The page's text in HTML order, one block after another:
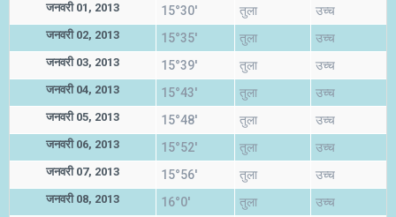
जनवरी 01, 2013 15°30' तुला उच्च
जनवरी 02, 2013 15°35' तुला उच्च
जनवरी 03, 2013 15°39' तुला उच्च
जनवरी 04, 2013 15°43' तुला उच्च
जनवरी 05, 2013 15°48' तुला उच्च
जनवरी 06, 2013 15°52' तुला उच्च
जनवरी 07, 2013 15°56' तुला उच्च
जनवरी 08, 2013 16°0' तुला उच्च